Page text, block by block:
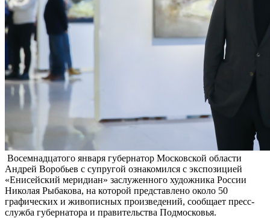
Восемнадцатого января губернатор Московской области
Андрей Воробьев с супругой ознакомился с экспозицией
«Енисейский меридиан» заслуженного художника России
Николая Рыбакова, на которой представлено около 50
графических и живописных произведений, сообщает пресс-
служба губернатора и правительства Подмосковья.